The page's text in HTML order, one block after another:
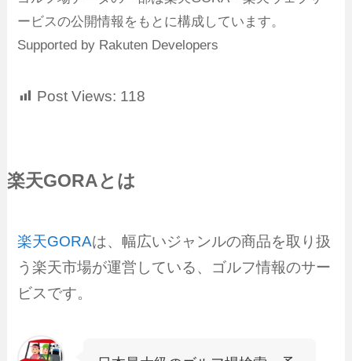
ービスの公開情報をもとに構成しています。
Supported by Rakuten Developers
Post Views: 118
楽天GORAとは
楽天GORAは、幅広いジャンルの商品を取り扱
う楽天市場が運営している、ゴルフ情報のサー
ビスです。